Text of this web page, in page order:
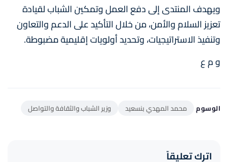
ويهدف المنتدى إلى دفع العمل وتمكين الشباب لقيادة
تعزيز السلام والأمن، من خلال التأكيد على الدعم والتعاون
وتنفيذ الاستراتيجيات، وتحديد أولويات إقليمية مضبوطة.
و م ع
الوسوم محمد المهدي بنسعيد وزير الشباب والثقافة والتواصل
اترك تعليقاً